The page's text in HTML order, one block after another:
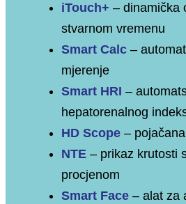
iTouch+ – dinamička
stvarnom vremenu
Smart Calc –
mjerenje
Smart HRI –
hepatorenalnog
HD Scope –
NTE – prikaz krutosti
procjenom
Smart Face – alat za